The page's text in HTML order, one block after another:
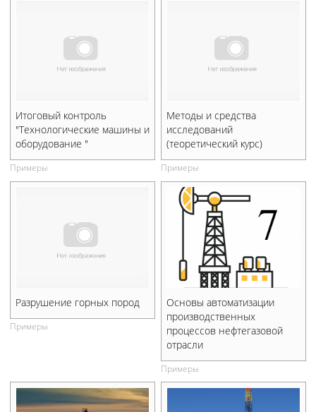
Итоговый контроль
"Технологические машины и
оборудование "
Примеры
Методы и средства
исследований
(теоретический курс)
Примеры
Разрушение горных пород
Примеры
Основы автоматизации
производственных
процессов нефтегазовой
отрасли
Примеры